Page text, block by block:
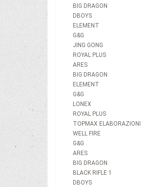
BIG DRAGON
DBOYS
ELEMENT
G&G
JING GONG
ROYAL PLUS
ARES
BIG DRAGON
ELEMENT
G&G
LONEX
ROYAL PLUS
TOPMAX ELABORAZIONI
WELL FIRE
G&G
ARES
BIG DRAGON
BLACK RIFLE 1
DBOYS